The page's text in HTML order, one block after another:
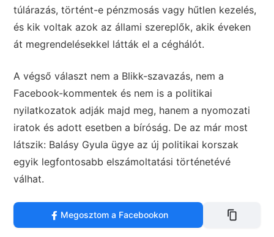
túlárazás, történt-e pénzmosás vagy hűtlen kezelés,
és kik voltak azok az állami szereplők, akik éveken
át megrendelésekkel látták el a céghálót.
A végső választ nem a Blikk-szavazás, nem a
Facebook-kommentek és nem is a politikai
nyilatkozatok adják majd meg, hanem a nyomozati
iratok és adott esetben a bíróság. De az már most
látszik: Balásy Gyula ügye az új politikai korszak
egyik legfontosabb elszámoltatási történetévé
válhat.
Megosztom a Facebookon